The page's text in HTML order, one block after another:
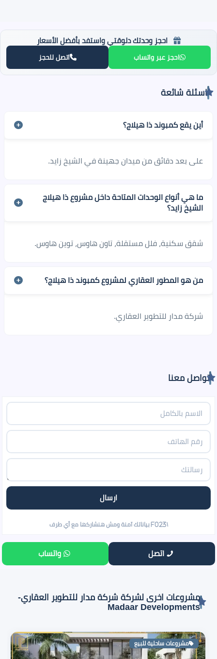
احجز وحدتك دلوقتي واستفد بأفضل الأسعار
احجز عبر واتساب اتصل للحجز
اسئلة شائعة
أين يقع كمبوند ذا هيلاج؟
على بعد دقائق من ميدان جهينة في الشيخ زايد.
ما هي أنواع الوحدات المتاحة داخل مشروع ذا هيلاج
الشيخ زايد؟
شقق سكنية، فلل مستقلة، تاون هاوس، توين هاوس.
من هو المطور العقاري لمشروع كمبوند ذا هيلاج؟
شركة مدار للتطوير العقاري.
تواصل معنا
اتصل واتساب
مشروعات اخرى لشركة شركة مدار للتطوير العقاري-
Madaar Developments
مشروعات ساحلية للبيع